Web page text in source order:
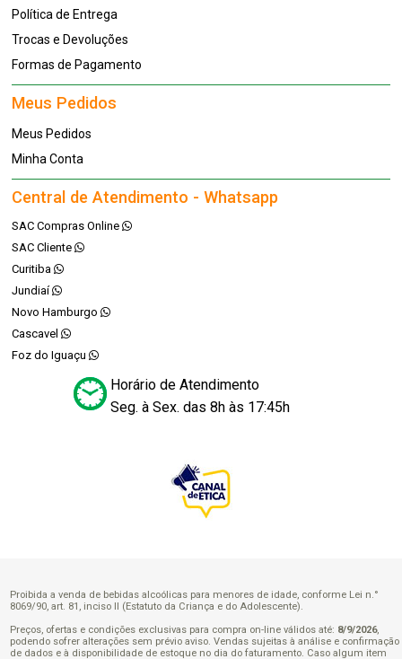
Política de Entrega
Trocas e Devoluções
Formas de Pagamento
Meus Pedidos
Meus Pedidos
Minha Conta
Central de Atendimento - Whatsapp
SAC Compras Online
SAC Cliente
Curitiba
Jundiaí
Novo Hamburgo
Cascavel
Foz do Iguaçu
Horário de Atendimento
Seg. à Sex. das 8h às 17:45h
Proibida a venda de bebidas alcoólicas para menores de idade, conforme Lei n.°
8069/90, art. 81, inciso II (Estatuto da Criança e do Adolescente).
Preços, ofertas e condições exclusivas para compra on-line válidos até: 8/9/2026,
podendo sofrer alterações sem prévio aviso. Vendas sujeitas à análise e confirmação
de dados e à disponibilidade de estoque no dia do faturamento. Caso algum item